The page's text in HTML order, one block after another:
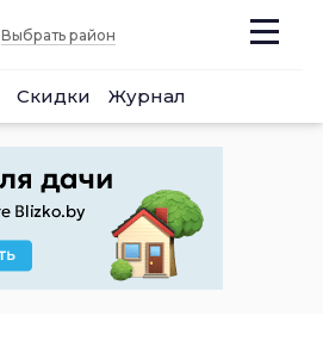
Выбрать район
Скидки Журнал